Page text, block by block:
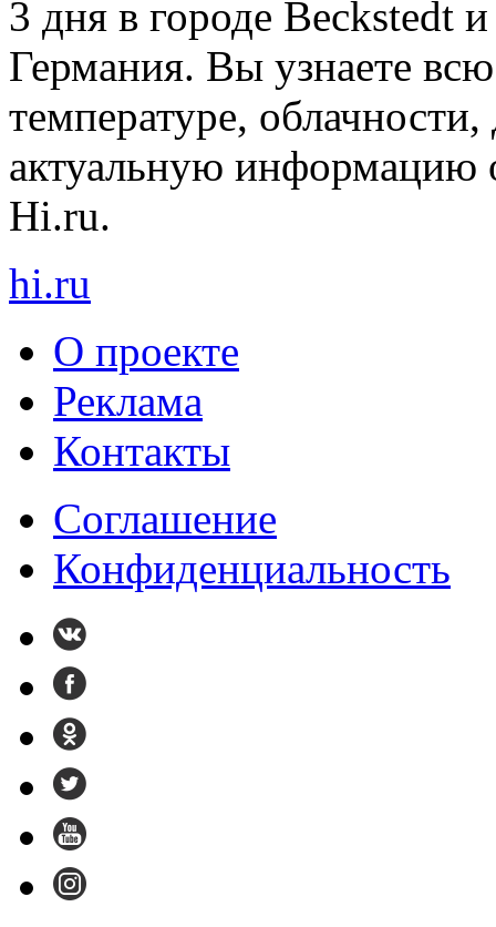
3 дня в городе Beckstedt
Германия. Вы узнаете
температуре,
актуальную информацию
Hi.ru.
hi.ru
О проекте
Реклама
Контакты
Cоглашение
Конфиденциальность